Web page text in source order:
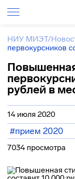
НИУ МИЭТ/
первокурсников
рублей в
14 июля 2020
#прием 2020
7034 просмотра